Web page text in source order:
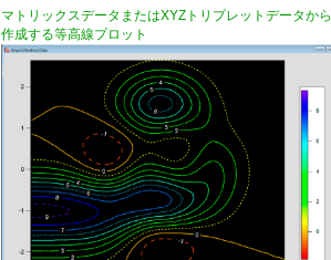
マトリックスデータまたはXYZトリプレットデータから
作成する等高線プロット